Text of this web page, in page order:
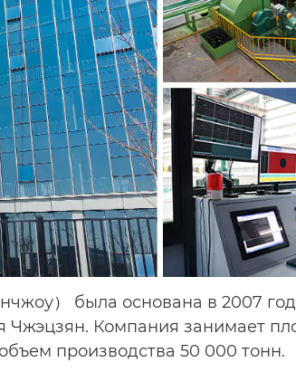
） была основана в 2007
Чжэцзян. Компания занимает
производства 50 000 тонн.